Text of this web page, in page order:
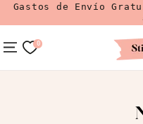
Ir Al Contenido
Gastos de Envío
0